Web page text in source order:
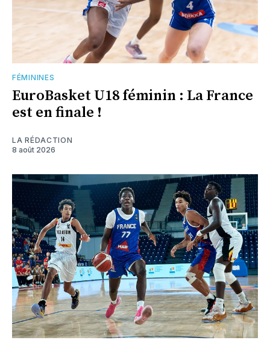
FÉMININES
EuroBasket U18 féminin : La France
est en finale !
LA RÉDACTION
8 août 2026